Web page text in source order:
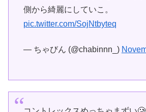
側から綺麗にしていこ。
pic.twitter.com/SojNtbyteq
— ちゃびん (@chabinnn_)